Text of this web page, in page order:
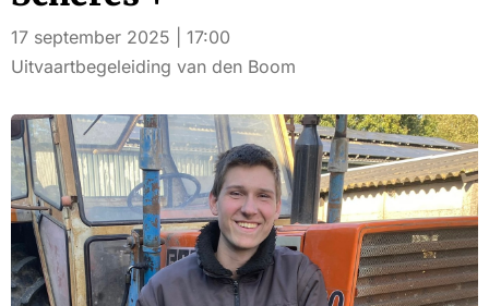
17 september 2025 | 17:00
Uitvaartbegeleiding van den Boom